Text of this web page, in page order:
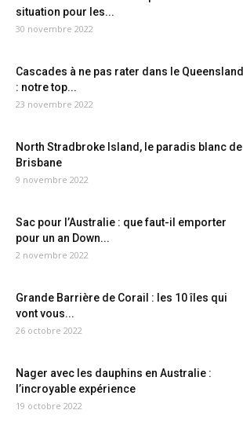
situation pour les...
30 novembre 2022
Cascades à ne pas rater dans le Queensland
: notre top...
23 novembre 2022
North Stradbroke Island, le paradis blanc de
Brisbane
9 novembre 2022
Sac pour l’Australie : que faut-il emporter
pour un an Down...
2 novembre 2022
Grande Barrière de Corail : les 10 îles qui
vont vous...
26 octobre 2022
Nager avec les dauphins en Australie :
l’incroyable expérience
19 octobre 2022